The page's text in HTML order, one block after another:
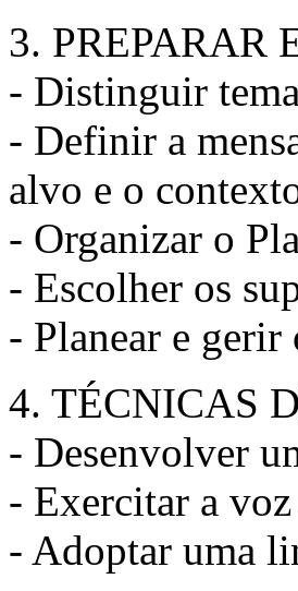
3. PREPARAR
- Distinguir
- Definir a
alvo e o
- Organizar o
- Escolher os
- Planear e gerir
4. TÉCNICAS
- Desenvolver
- Exercitar a
- Adoptar uma